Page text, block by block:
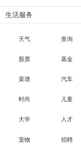
生活服务
天气 查询
股票 基金
菜谱 汽车
时尚 儿童
大学 人才
宠物 招聘